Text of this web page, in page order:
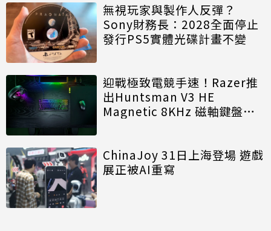
無視玩家與製作人反彈？
Sony財務長：2028全面停止
發行PS5實體光碟計畫不變
迎戰極致電競手速！Razer推
出Huntsman V3 HE
Magnetic 8KHz 磁軸鍵盤效
ChinaJoy 31日上海登場 遊戲
展正被AI重寫